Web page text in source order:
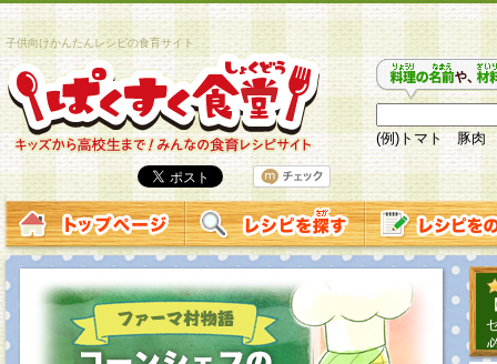
子供向けかんたんレシピの食育サイト
(例)トマト 豚肉